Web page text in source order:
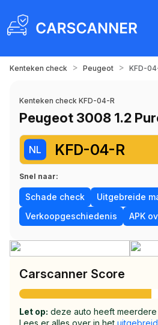
Kenteken check > Peugeot > KFD-
Kenteken check KFD-04-R
Peugeot 3008 1.2
NL KFD-04-R
Snel naar:
Schade check
Uitgebreide
Verkoopgeschiedenis
APK
Carscanner Score
Let op: deze auto heeft meerdere
Lees er alles over in het